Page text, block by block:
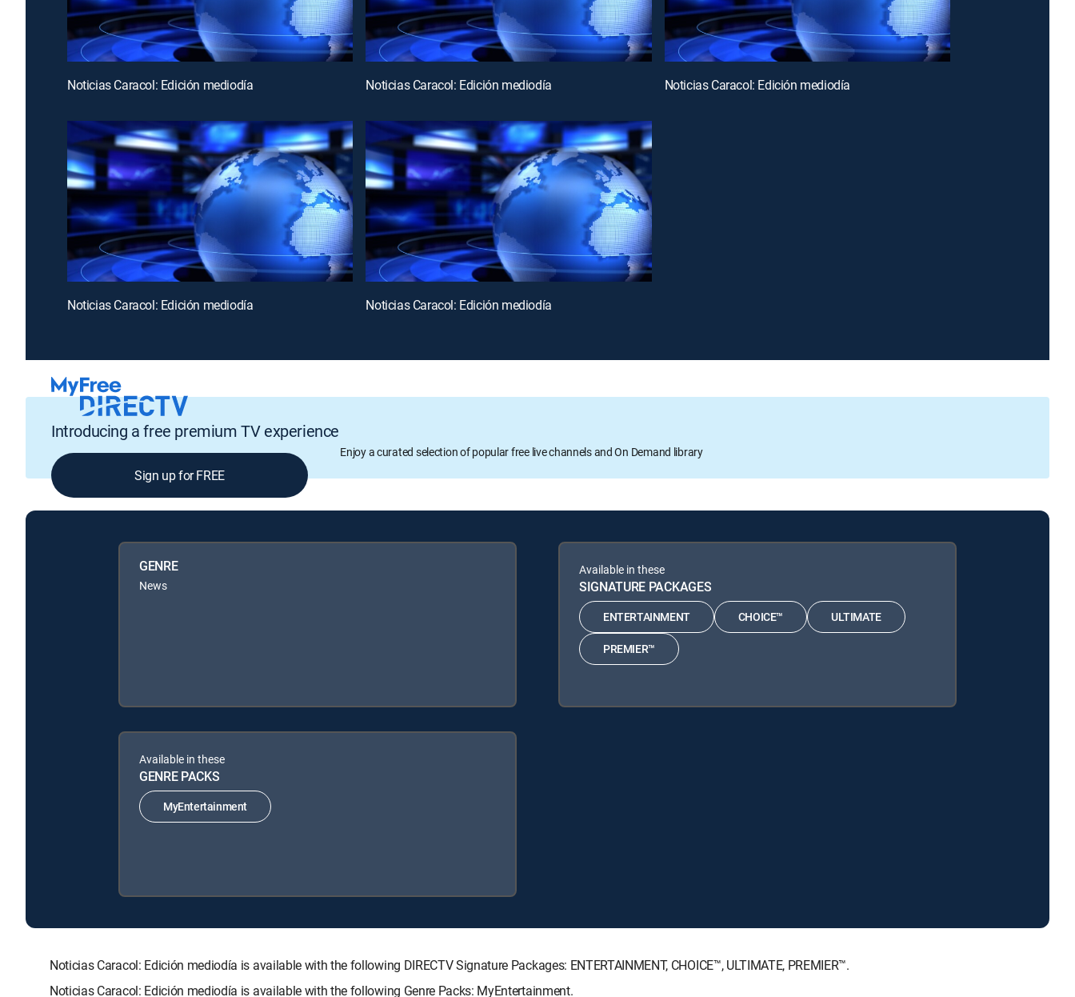
Noticias Caracol: Edición mediodía Noticias Caracol: Edición mediodía Noticias Caracol: Edición mediodía
Noticias Caracol: Edición mediodía Noticias Caracol: Edición mediodía
Introducing a free premium TV experience
Enjoy a curated selection of popular free live channels and On Demand library
Sign up for FREE
GENRE
News
Available in these
SIGNATURE PACKAGES
ENTERTAINMENT CHOICE™ ULTIMATE
PREMIER™
Available in these
GENRE PACKS
MyEntertainment
Noticias Caracol: Edición mediodía is available with the following DIRECTV Signature Packages: ENTERTAINMENT, CHOICE™, ULTIMATE, PREMIER™.
Noticias Caracol: Edición mediodía is available with the following Genre Packs: MyEntertainment.